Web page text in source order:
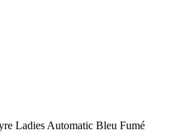
Ladies Automatic Bleu Fumé